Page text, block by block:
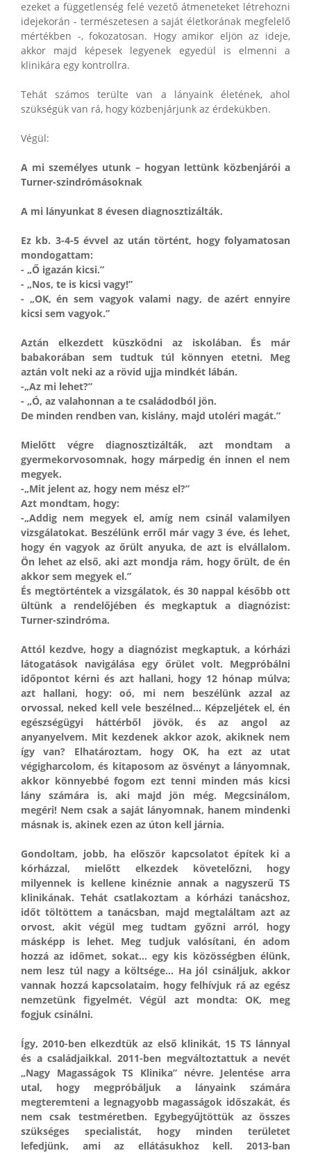
ezeket a függetlenség felé vezető átmeneteket létrehozni
idejekorán - természetesen a saját életkorának megfelelő
mértékben -, fokozatosan. Hogy amikor eljön az ideje,
akkor majd képesek legyenek egyedül is elmenni a
klinikára egy kontrollra.
Tehát számos terülte van a lányaink életének, ahol
szükségük van rá, hogy közbenjárjunk az érdekükben.
Végül:
A mi személyes utunk – hogyan lettünk közbenjárói a
Turner-szindrómásoknak
A mi lányunkat 8 évesen diagnosztizálták.
Ez kb. 3-4-5 évvel az után történt, hogy folyamatosan
mondogattam:
- „Ő igazán kicsi.”
- „Nos, te is kicsi vagy!”
- „OK, én sem vagyok valami nagy, de azért ennyire
kicsi sem vagyok.”
Aztán elkezdett küszködni az iskolában. És már
babakorában sem tudtuk túl könnyen etetni. Meg
aztán volt neki az a rövid ujja mindkét lábán.
-„Az mi lehet?”
- „Ó, az valahonnan a te családodból jön.
De minden rendben van, kislány, majd utoléri magát.”
Mielőtt végre diagnosztizálták, azt mondtam a
gyermekorvosomnak, hogy márpedig én innen el nem
megyek.
-„Mit jelent az, hogy nem mész el?”
Azt mondtam, hogy:
-„Addig nem megyek el, amíg nem csinál valamilyen
vizsgálatokat. Beszélünk erről már vagy 3 éve, és lehet,
hogy én vagyok az őrült anyuka, de azt is elvállalom.
Ön lehet az első, aki azt mondja rám, hogy őrült, de én
akkor sem megyek el.”
És megtörténtek a vizsgálatok, és 30 nappal később ott
ültünk a rendelőjében és megkaptuk a diagnózist:
Turner-szindróma.
Attól kezdve, hogy a diagnózist megkaptuk, a kórházi
látogatások navigálása egy őrület volt. Megpróbálni
időpontot kérni és azt hallani, hogy 12 hónap múlva;
azt hallani, hogy: oó, mi nem beszélünk azzal az
orvossal, neked kell vele beszélned… Képzeljétek el, én
egészségügyi háttérből jövök, és az angol az
anyanyelvem. Mit kezdenek akkor azok, akiknek nem
így van? Elhatároztam, hogy OK, ha ezt az utat
végigharcolom, és kitaposom az ösvényt a lányomnak,
akkor könnyebbé fogom ezt tenni minden más kicsi
lány számára is, aki majd jön még. Megcsinálom,
megéri! Nem csak a saját lányomnak, hanem mindenki
másnak is, akinek ezen az úton kell járnia.
Gondoltam, jobb, ha először kapcsolatot építek ki a
kórházzal, mielőtt elkezdek követelőzni, hogy
milyennek is kellene kinéznie annak a nagyszerű TS
klinikának. Tehát csatlakoztam a kórházi tanácshoz,
időt töltöttem a tanácsban, majd megtaláltam azt az
orvost, akit végül meg tudtam győzni arról, hogy
másképp is lehet. Meg tudjuk valósítani, én adom
hozzá az időmet, sokat… egy kis közösségben élünk,
nem lesz túl nagy a költsége… Ha jól csináljuk, akkor
vannak hozzá kapcsolataim, hogy felhívjuk rá az egész
nemzetünk figyelmét. Végül azt mondta: OK, meg
fogjuk csinálni.
Így, 2010-ben elkezdtük az első klinikát, 15 TS lánnyal
és a családjaikkal. 2011-ben megváltoztattuk a nevét
„Nagy Magasságok TS Klinika” névre. Jelentése arra
utal, hogy megpróbáljuk a lányaink számára
megteremteni a legnagyobb magasságok időszakát, és
nem csak testméretben. Egybegyűjtöttük az összes
szükséges specialistát, hogy minden területet
lefedjünk, ami az ellátásukhoz kell. 2013-ban